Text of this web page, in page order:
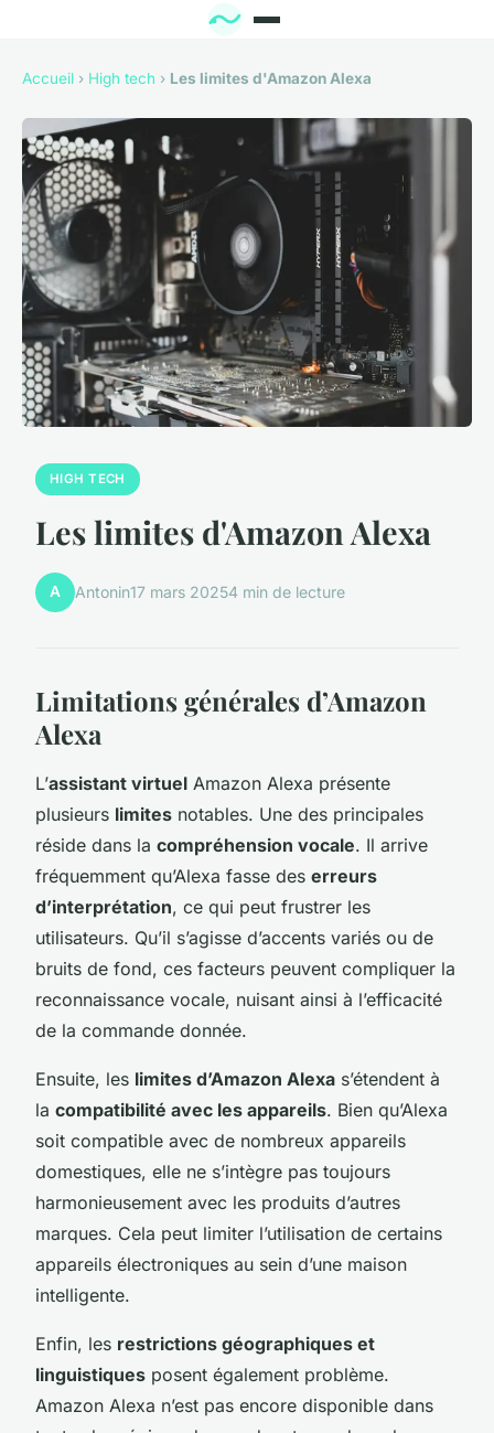
Accueil › High tech › Les limites d'Amazon Alexa
HIGH TECH
Les limites d'Amazon Alexa
A Antonin17 mars 20254 min de lecture
Limitations générales d’Amazon
Alexa
L’assistant virtuel Amazon Alexa présente
plusieurs limites notables. Une des principales
réside dans la compréhension vocale. Il arrive
fréquemment qu’Alexa fasse des erreurs
d’interprétation, ce qui peut frustrer les
utilisateurs. Qu’il s’agisse d’accents variés ou de
bruits de fond, ces facteurs peuvent compliquer la
reconnaissance vocale, nuisant ainsi à l’efficacité
de la commande donnée.
Ensuite, les limites d’Amazon Alexa s’étendent à
la compatibilité avec les appareils. Bien qu’Alexa
soit compatible avec de nombreux appareils
domestiques, elle ne s’intègre pas toujours
harmonieusement avec les produits d’autres
marques. Cela peut limiter l’utilisation de certains
appareils électroniques au sein d’une maison
intelligente.
Enfin, les restrictions géographiques et
linguistiques posent également problème.
Amazon Alexa n’est pas encore disponible dans